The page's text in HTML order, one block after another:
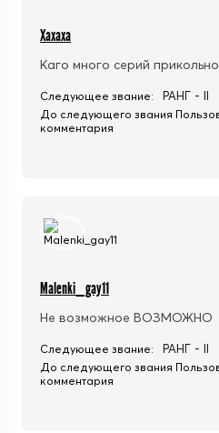
Хахаха
Каго много серий прикольно
Следующее звание: РАНГ - II
До следующего звания
комментария
Malenki_gay11
Не возможное ВОЗМОЖНО
Следующее звание: РАНГ - II
До следующего звания
комментария